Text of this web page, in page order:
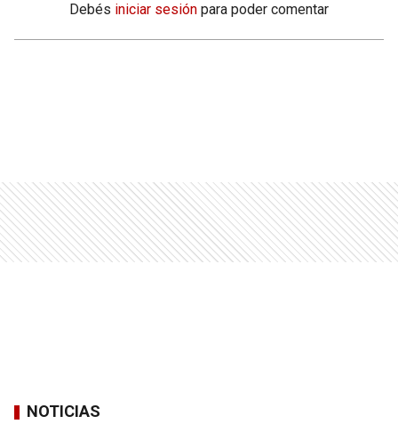
Debés iniciar sesión para poder comentar
NOTICIAS